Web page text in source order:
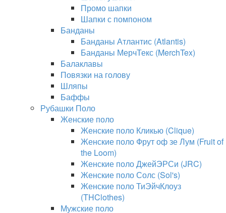
Промо шапки
Шапки с помпоном
Банданы
Банданы Атлантис (Atlantis)
Банданы МерчТекс (MerchTex)
Балаклавы
Повязки на голову
Шляпы
Баффы
Рубашки Поло
Женские поло
Женские поло Кликью (Clique)
Женские поло Фрут оф зе Лум (Fruit of
the Loom)
Женские поло ДжейЭРСи (JRC)
Женские поло Солс (Sol's)
Женские поло ТиЭйчКлоуз
(THClothes)
Мужские поло